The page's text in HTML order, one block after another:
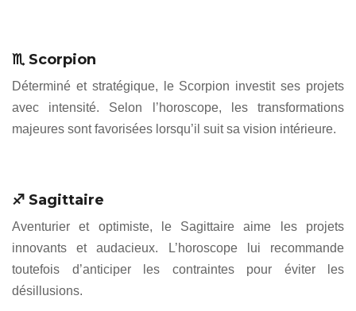
♏ Scorpion
Déterminé et stratégique, le Scorpion investit ses projets
avec intensité. Selon l’horoscope, les transformations
majeures sont favorisées lorsqu’il suit sa vision intérieure.
♐ Sagittaire
Aventurier et optimiste, le Sagittaire aime les projets
innovants et audacieux. L’horoscope lui recommande
toutefois d’anticiper les contraintes pour éviter les
désillusions.